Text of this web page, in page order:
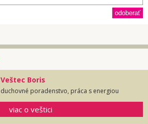
Veštec Boris
duchovné poradenstvo, práca s energiou
viac o veštici